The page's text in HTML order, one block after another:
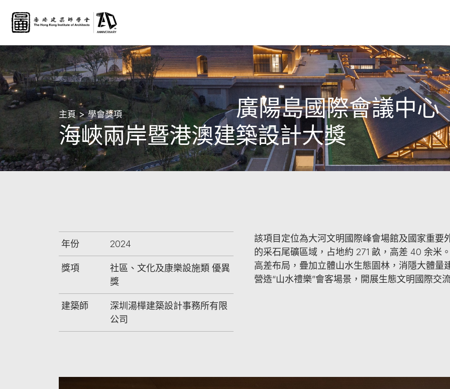
廣陽島國際會議中心
主頁 學會獎項
海峽兩岸暨港澳建築設計大獎
年份 2024
獎項
社區、文化及康樂設施類 優異
獎
建築師
深圳湯樺建築設計事務所有限
公司
該項目定位為大河文明國際峰會場館及國家重要
的采石尾礦區域，占地約 271 畝，高差 40 余米
高差布局，疊加立體山水生態園林，消隱大體量
營造“山水禮樂”會客場景，開展生態文明國際交